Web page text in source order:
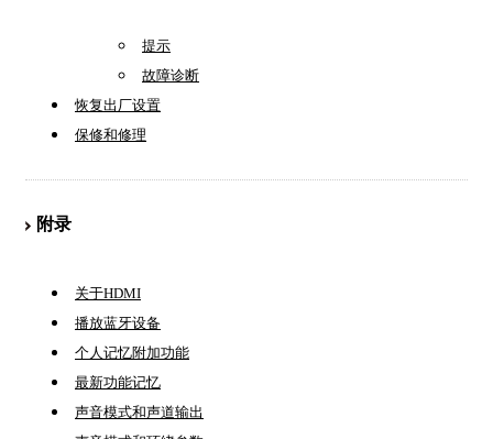
提示
故障诊断
恢复出厂设置
保修和修理
附录
关于HDMI
播放蓝牙设备
个人记忆附加功能
最新功能记忆
声音模式和声道输出